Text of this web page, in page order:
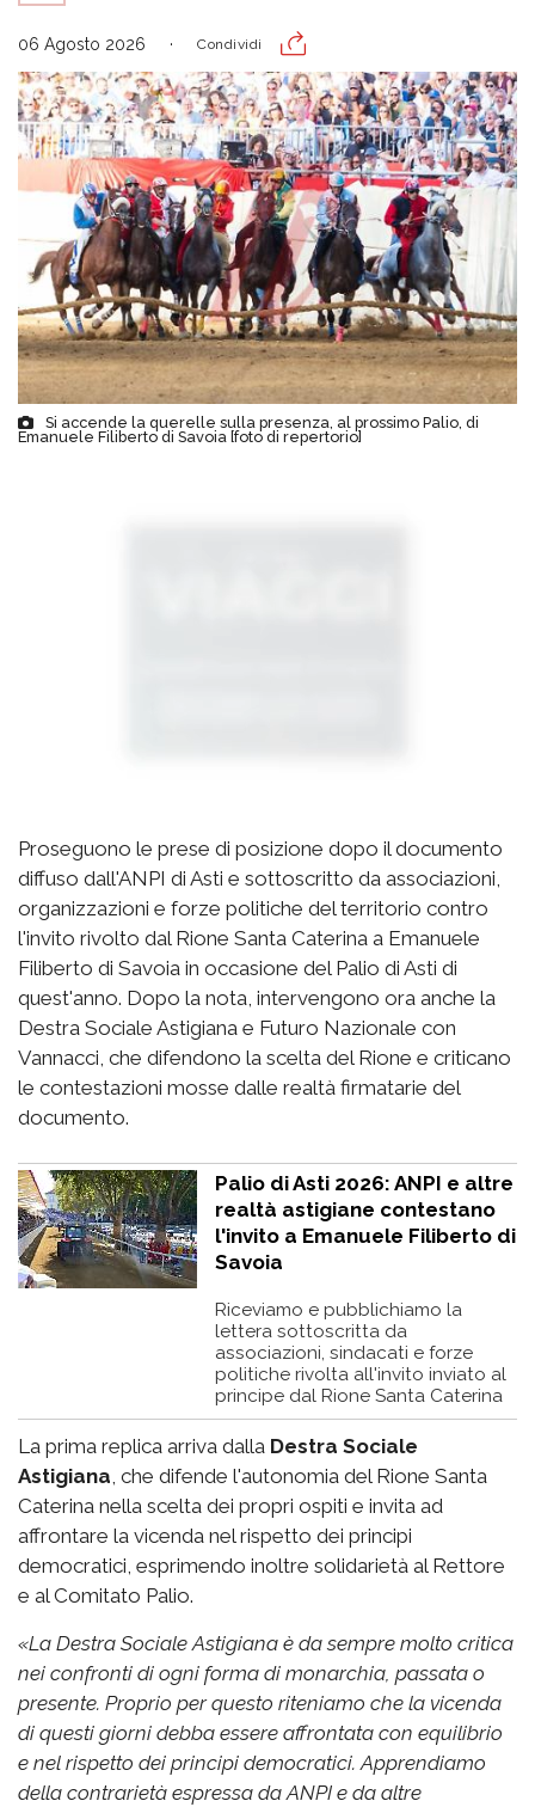
06 Agosto 2026 Condividi
Si accende la querelle sulla presenza, al prossimo Palio, di
Emanuele Filiberto di Savoia [foto di repertorio]
Proseguono le prese di posizione dopo il documento
diffuso dall'ANPI di Asti e sottoscritto da associazioni,
organizzazioni e forze politiche del territorio contro
l'invito rivolto dal Rione Santa Caterina a Emanuele
Filiberto di Savoia in occasione del Palio di Asti di
quest'anno. Dopo la nota, intervengono ora anche la
Destra Sociale Astigiana e Futuro Nazionale con
Vannacci, che difendono la scelta del Rione e criticano
le contestazioni mosse dalle realtà firmatarie del
documento.
Palio di Asti 2026: ANPI e altre
realtà astigiane contestano
l'invito a Emanuele Filiberto di
Savoia
Riceviamo e pubblichiamo la
lettera sottoscritta da
associazioni, sindacati e forze
politiche rivolta all'invito inviato al
principe dal Rione Santa Caterina
La prima replica arriva dalla Destra Sociale
Astigiana, che difende l'autonomia del Rione Santa
Caterina nella scelta dei propri ospiti e invita ad
affrontare la vicenda nel rispetto dei principi
democratici, esprimendo inoltre solidarietà al Rettore
e al Comitato Palio.
«La Destra Sociale Astigiana è da sempre molto critica
nei confronti di ogni forma di monarchia, passata o
presente. Proprio per questo riteniamo che la vicenda
di questi giorni debba essere affrontata con equilibrio
e nel rispetto dei principi democratici.Apprendiamo
della contrarietà espressa da ANPI e da altre